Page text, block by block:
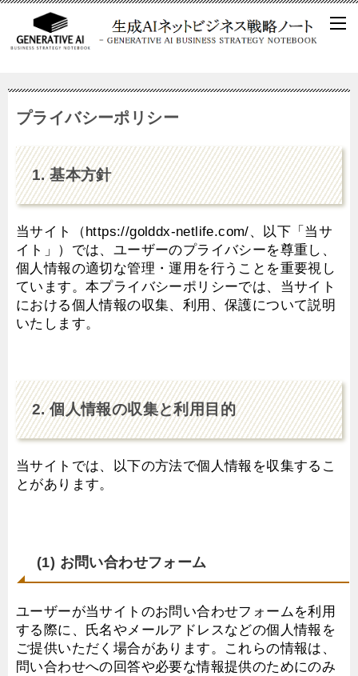
プライバシーポリシー
1. 基本方針
当サイト（https://golddx-netlife.com/、以下「当サ
イト」）では、ユーザーのプライバシーを尊重し、
個人情報の適切な管理・運用を行うことを重要視し
ています。本プライバシーポリシーでは、当サイト
における個人情報の収集、利用、保護について説明
いたします。
2. 個人情報の収集と利用目的
当サイトでは、以下の方法で個人情報を収集するこ
とがあります。
(1) お問い合わせフォーム
ユーザーが当サイトのお問い合わせフォームを利用
する際に、氏名やメールアドレスなどの個人情報を
ご提供いただく場合があります。これらの情報は、
問い合わせへの回答や必要な情報提供のためにのみ